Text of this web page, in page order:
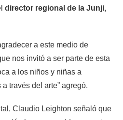
director regional de la Junji,
a este medio de
nos invitó a ser parte de esta
a los niños y niñas a
través del arte” agregó.
Claudio Leighton señaló que